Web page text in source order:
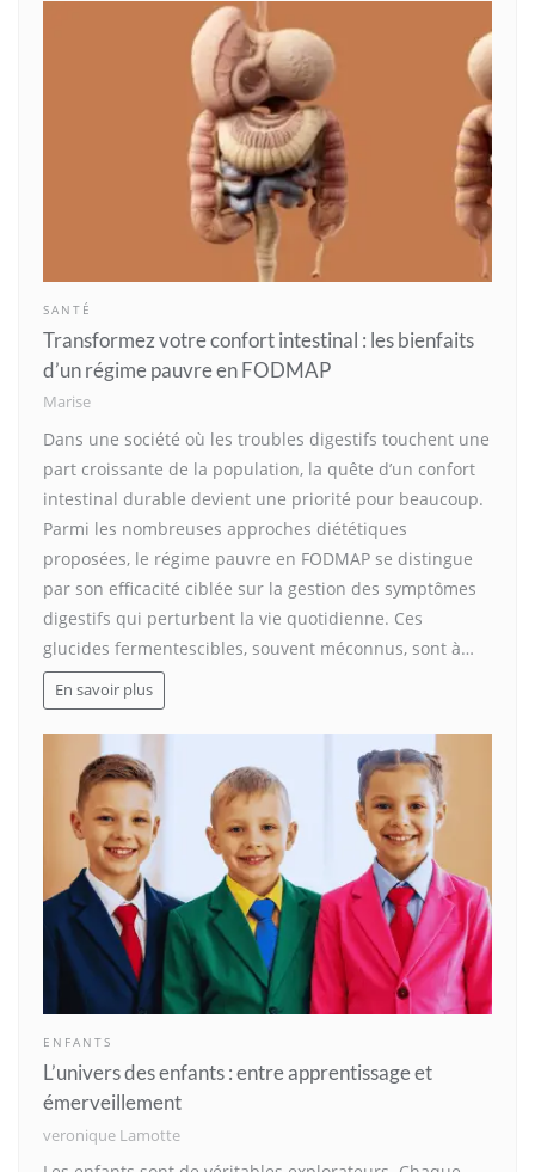
SANTÉ
Transformez votre confort intestinal : les bienfaits
d’un régime pauvre en FODMAP
Marise
Dans une société où les troubles digestifs touchent une
part croissante de la population, la quête d’un confort
intestinal durable devient une priorité pour beaucoup.
Parmi les nombreuses approches diététiques
proposées, le régime pauvre en FODMAP se distingue
par son efficacité ciblée sur la gestion des symptômes
digestifs qui perturbent la vie quotidienne. Ces
glucides fermentescibles, souvent méconnus, sont à…
En savoir plus
ENFANTS
L’univers des enfants : entre apprentissage et
émerveillement
veronique Lamotte